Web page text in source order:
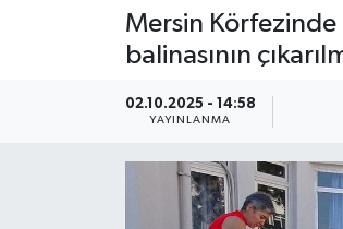
Mersin Körfezinde
balinasının
02.10.2025 - 14:58
YAYINLANMA
Kültür & Sanat
Son Dakika Haberleri